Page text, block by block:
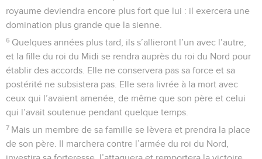
royaume deviendra encore plus fort que lui : il exercera une
domination plus grande que la sienne.
6 Quelques années plus tard, ils s’allieront l’un avec l’autre,
et la fille du roi du Midi se rendra auprès du roi du Nord pour
établir des accords. Elle ne conservera pas sa force et sa
postérité ne subsistera pas. Elle sera livrée à la mort avec
ceux qui l’avaient amenée, de même que son père et celui
qui l’avait soutenue pendant quelque temps.
7 Mais un membre de sa famille se lèvera et prendra la place
de son père. Il marchera contre l’armée du roi du Nord,